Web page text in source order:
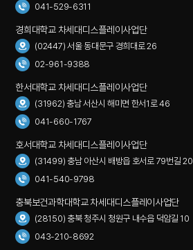
041-529-6311
경희대학교 차세대디스플레이사업단
(02447) 서울 동대문구 경희대로 26
02-961-9388
한서대학교 차세대디스플레이사업단
(31962) 충남 서산시 해미면 한서1로 46
041-660-1767
호서대학교 차세대디스플레이사업단
(31499) 충남 아산시 배방읍 호서로 79번길 20
041-540-9798
충북보건과학대학교 차세대디스플레이사업단
(28150) 충북 청주시 청원구 내수읍 덕암길 10
043-210-8692